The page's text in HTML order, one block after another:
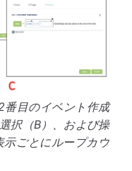
番目のイベント作成
択（B）、および操
示ごとにループカウ